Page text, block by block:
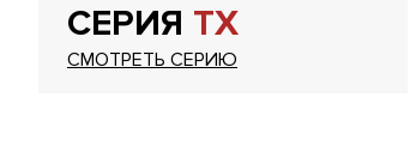
СЕРИЯ TX
СМОТРЕТЬ СЕРИЮ